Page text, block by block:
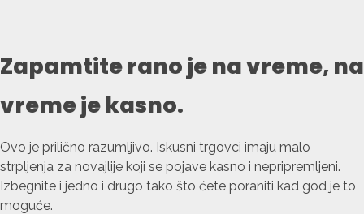
Zapamtite rano je na vreme, na
vreme je kasno.
Ovo je prilično razumljivo. Iskusni trgovci imaju malo
strpljenja za novajlije koji se pojave kasno i nepripremljeni.
Izbegnite i jedno i drugo tako što ćete poraniti kad god je to
moguće.